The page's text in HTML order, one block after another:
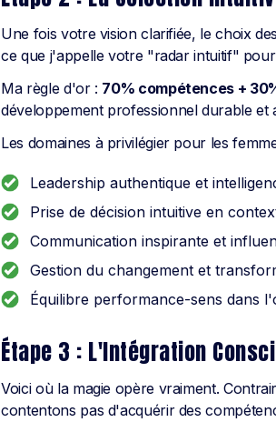
Une fois votre vision clarifiée, le choix
ce que j'appelle votre "radar intuitif"
Ma règle d'or : 70% compétences +
développement professionnel durable et
Les domaines à privilégier pour les
Leadership authentique et
Prise de décision intuitive en
Communication inspirante et
Gestion du changement et
Équilibre performance-sens dans
Étape 3 : L'Intégration
Voici où la magie opère vraiment.
contentons pas d'acquérir des